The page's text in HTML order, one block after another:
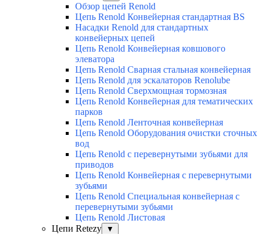
Обзор цепей Renold
Цепь Renold Конвейерная стандартная BS
Насадки Renold для стандартных
конвейерных цепей
Цепь Renold Конвейерная ковшового
элеватора
Цепь Renold Сварная стальная конвейерная
Цепь Renold для эскалаторов Renolube
Цепь Renold Сверхмощная тормозная
Цепь Renold Конвейерная для тематических
парков
Цепь Renold Ленточная конвейерная
Цепь Renold Оборудования очистки сточных
вод
Цепь Renold с перевернутыми зубьями для
приводов
Цепь Renold Конвейерная с перевернутыми
зубьями
Цепь Renold Специальная конвейерная с
перевернутыми зубьями
Цепь Renold Листовая
Цепи Retezy
▼